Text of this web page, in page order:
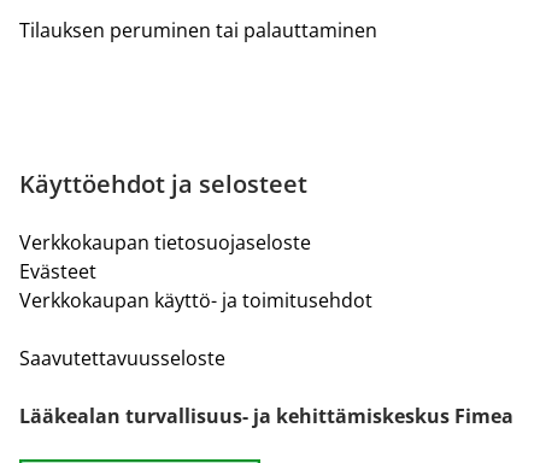
Tilauksen peruminen tai palauttaminen
Käyttöehdot ja selosteet
Verkkokaupan tietosuojaseloste
Evästeet
Verkkokaupan käyttö- ja toimitusehdot
Saavutettavuusseloste
Lääkealan turvallisuus- ja kehittämiskeskus Fimea